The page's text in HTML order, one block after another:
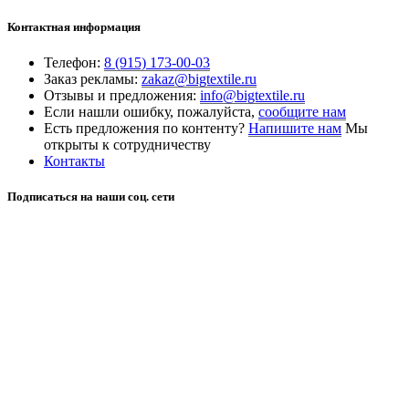
Контактная информация
Телефон: 8 (915) 173-00-03
Заказ рекламы: zakaz@bigtextile.ru
Отзывы и предложения: info@bigtextile.ru
Если нашли ошибку, пожалуйста, сообщите нам
Есть предложения по контенту? Напишите нам Мы
открыты к сотрудничеству
Контакты
Подписаться на наши соц. сети